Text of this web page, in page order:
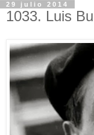
29 julio 2014
1033. Luis